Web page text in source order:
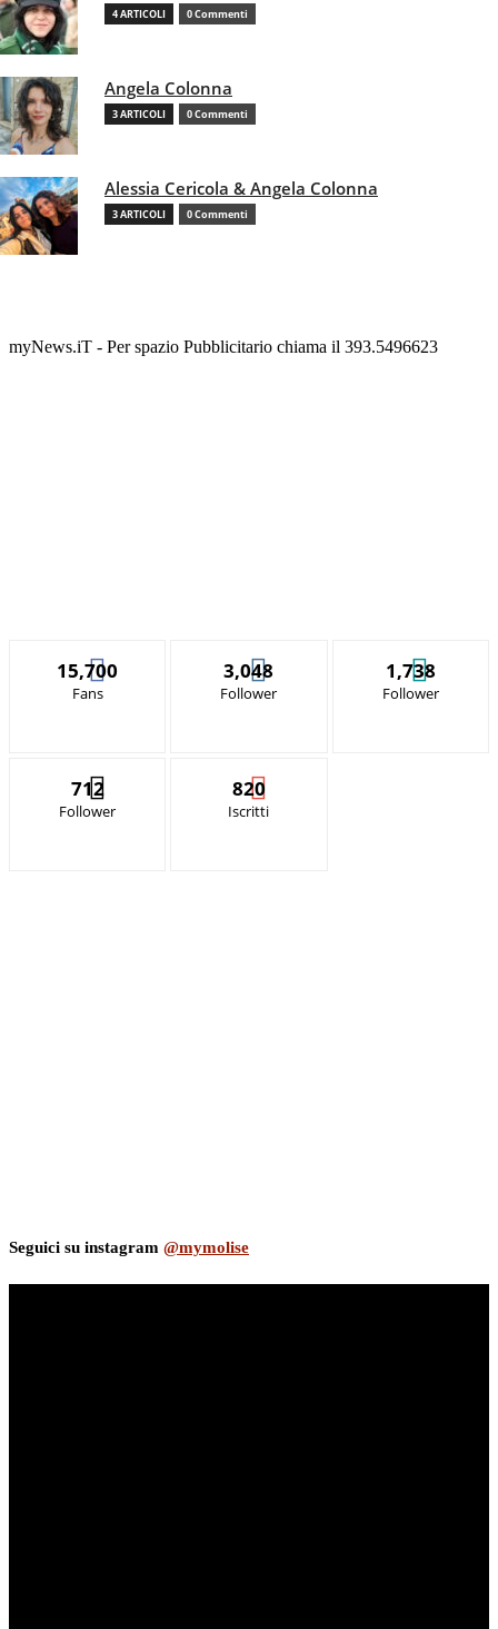
4 ARTICOLI 0 Commenti
Angela Colonna
3 ARTICOLI 0 Commenti
Alessia Cericola & Angela Colonna
3 ARTICOLI 0 Commenti
myNews.iT - Per spazio Pubblicitario chiama il 393.5496623
15,700
Fans
3,048
Follower
1,738
Follower
712
Follower
820
Iscritti
Seguici su instagram @mymolise